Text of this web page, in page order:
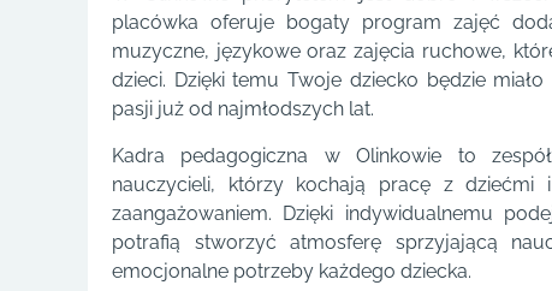
placówka oferuje bogaty program zajęć
muzyczne, językowe oraz zajęcia ruchowe,
dzieci. Dzięki temu Twoje dziecko będzie
pasji już od najmłodszych lat.
Kadra pedagogiczna w Olinkowie to
nauczycieli, którzy kochają pracę z
zaangażowaniem. Dzięki indywidualnemu
potrafią stworzyć atmosferę sprzyjającą
emocjonalne potrzeby każdego dziecka.